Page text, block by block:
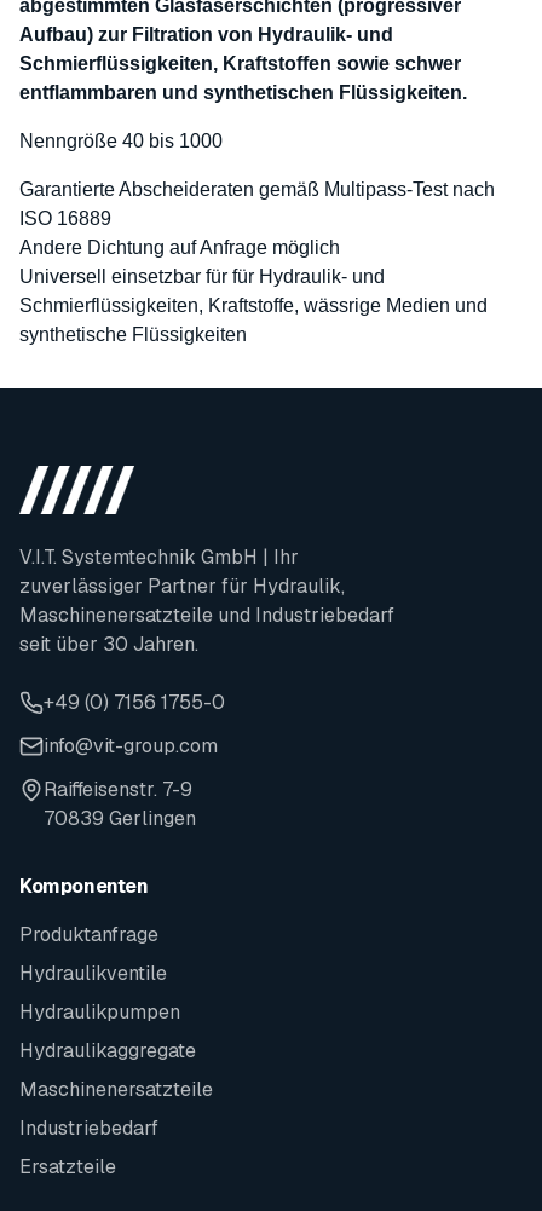
abgestimmten Glasfaserschichten (progressiver
Aufbau) zur Filtration von Hydraulik- und
Schmierflüssigkeiten, Kraftstoffen sowie schwer
entflammbaren und synthetischen Flüssigkeiten.
Nenngröße 40 bis 1000
Garantierte Abscheideraten gemäß Multipass-Test nach
ISO 16889
Andere Dichtung auf Anfrage möglich
Universell einsetzbar für für Hydraulik- und
Schmierflüssigkeiten, Kraftstoffe, wässrige Medien und
synthetische Flüssigkeiten
V.I.T. Systemtechnik GmbH | Ihr
zuverlässiger Partner für Hydraulik,
Maschinenersatzteile und Industriebedarf
seit über 30 Jahren.
+49 (0) 7156 1755-0
info@vit-group.com
Raiffeisenstr. 7-9
70839 Gerlingen
Komponenten
Produktanfrage
Hydraulikventile
Hydraulikpumpen
Hydraulikaggregate
Maschinenersatzteile
Industriebedarf
Ersatzteile